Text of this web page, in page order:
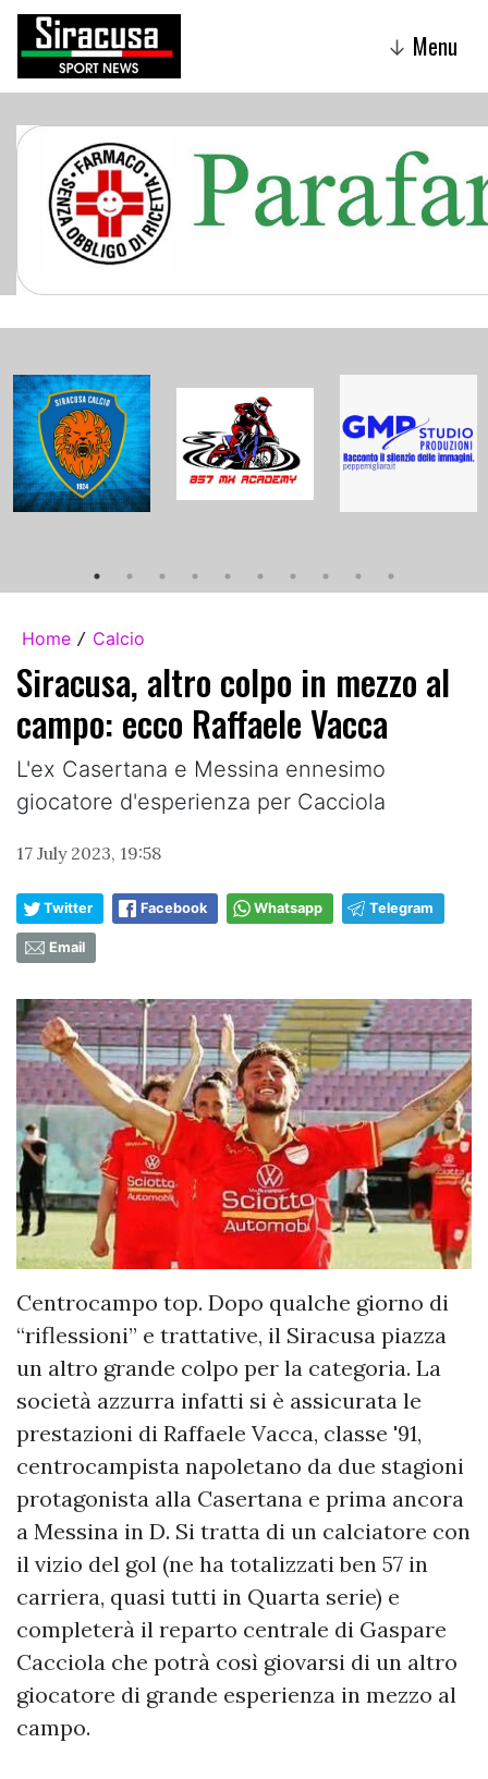
↓ Menu
Home / Calcio
Siracusa, altro colpo in mezzo al
campo: ecco Raffaele Vacca
L'ex Casertana e Messina ennesimo
giocatore d'esperienza per Cacciola
17 July 2023, 19:58
Twitter Facebook Whatsapp Telegram
Email
Centrocampo top. Dopo qualche giorno di
“riflessioni” e trattative, il Siracusa piazza
un altro grande colpo per la categoria. La
società azzurra infatti si è assicurata le
prestazioni di Raffaele Vacca, classe '91,
centrocampista napoletano da due stagioni
protagonista alla Casertana e prima ancora
a Messina in D. Si tratta di un calciatore con
il vizio del gol (ne ha totalizzati ben 57 in
carriera, quasi tutti in Quarta serie) e
completerà il reparto centrale di Gaspare
Cacciola che potrà così giovarsi di un altro
giocatore di grande esperienza in mezzo al
campo.